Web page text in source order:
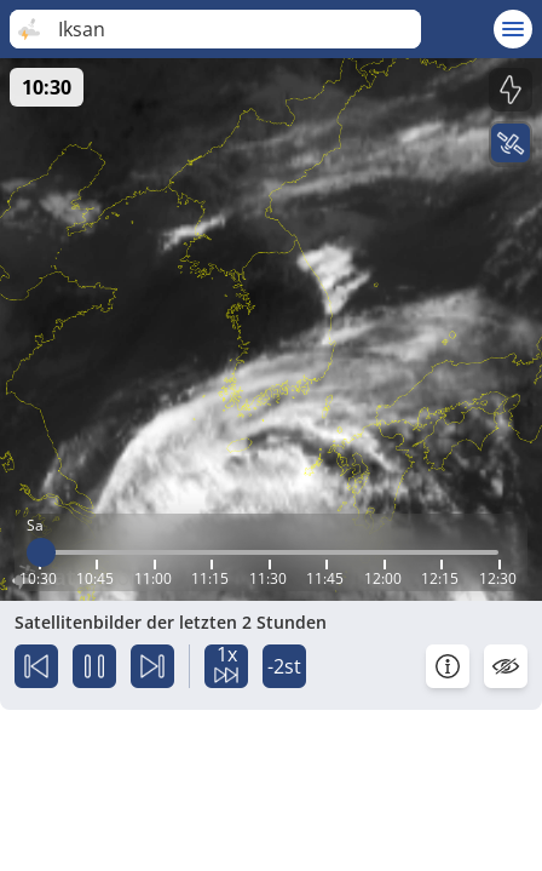
Iksan
Sa
10:30 10:45 11:00 11:15 11:30 11:45 12:00 12:15 12:30
10:30
Satellitenbilder der letzten 2 Stunden
1x -2st